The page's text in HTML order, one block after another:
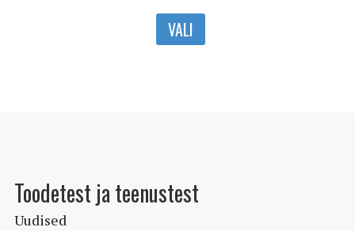
VALI
Sellel
Toodetest ja teenustest
Uudised